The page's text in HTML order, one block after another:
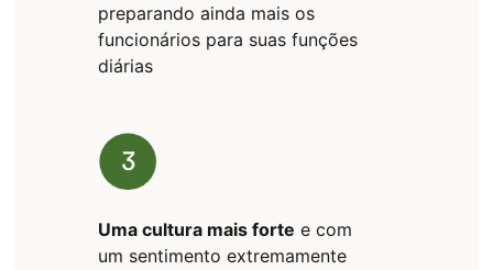
preparando ainda mais os
funcionários para suas funções
diárias
Uma cultura mais forte e com
um sentimento extremamente